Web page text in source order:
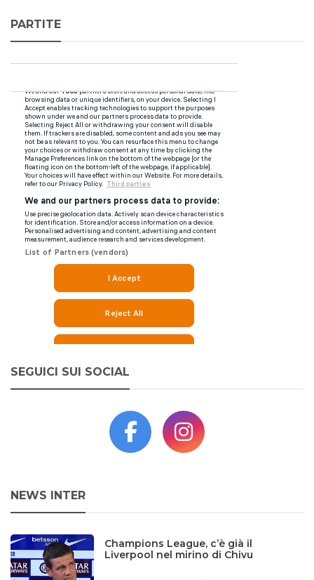
PARTITE
SEGUICI SUI SOCIAL
NEWS INTER
Champions League, c’è già il
Liverpool nel mirino di Chivu